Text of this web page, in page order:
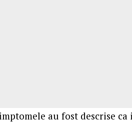
au fost descrise